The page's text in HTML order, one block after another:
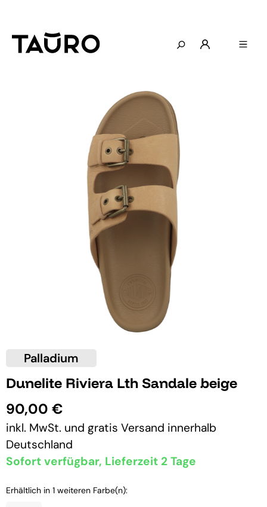
Palladium
Dunelite Riviera Lth Sandale beige
90,00 €
inkl. MwSt. und gratis Versand innerhalb
Deutschland
Sofort verfügbar, Lieferzeit 2 Tage
Erhältlich in 1 weiteren Farbe(n):